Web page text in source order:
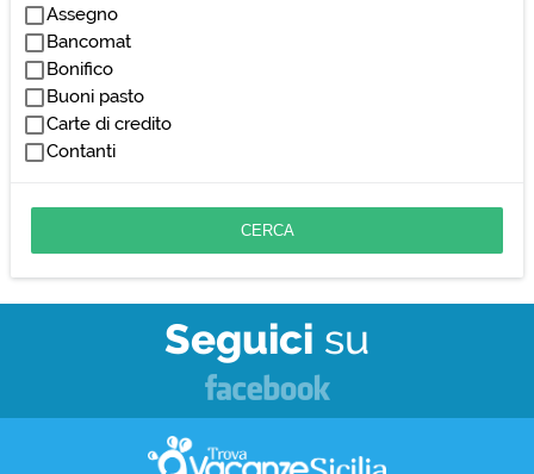
Assegno
Bancomat
Bonifico
Buoni pasto
Carte di credito
Contanti
Seguici su